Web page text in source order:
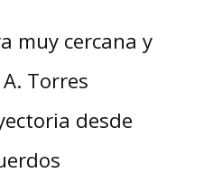
muy cercana y
Torres
desde